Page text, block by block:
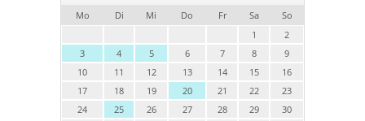
Mo Di Mi Do Fr Sa
So
1
2
3
4 5 6 7 8
9
10
11 12 13 14 15
16
17
18 19 20 21 22
23
24
25 26 27 28 29
30